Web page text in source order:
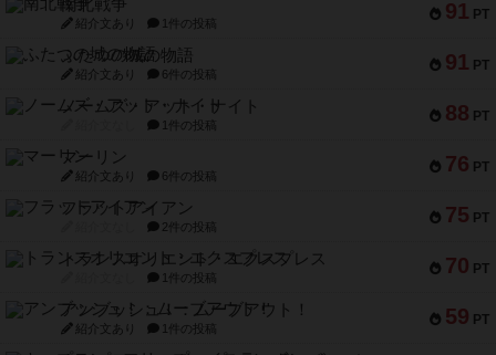
91 PT
南北戦争
紹介文あり 1件の投稿
91 PT
ふたつの城の物語
紹介文あり 6件の投稿
88 PT
ノームズ・アット・ナイト
1件の投稿
76 PT
マーリン
紹介文あり 6件の投稿
75 PT
フラットアイアン
2件の投稿
70 PT
トランスオリエント・エクスプレス
1件の投稿
59 PT
アンブッシュ！：ムーブアウト！
紹介文あり 1件の投稿